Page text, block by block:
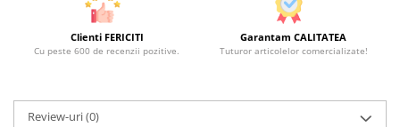
Clienti FERICITI
Cu peste 600 de recenzii pozitive.
Garantam CALITATEA
Tuturor articolelor comercializate!
Review-uri(0)